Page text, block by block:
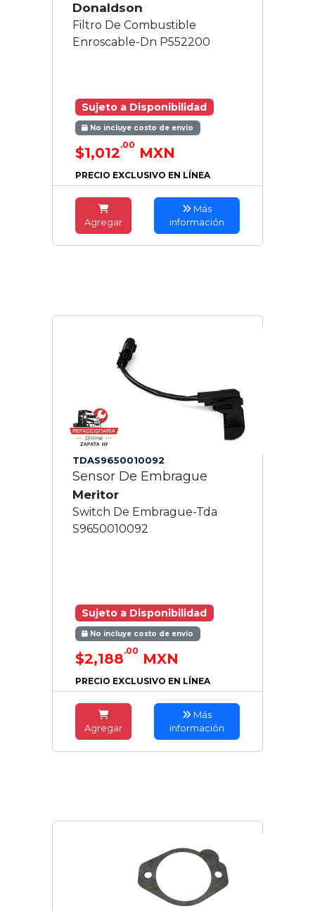
Donaldson
Filtro De Combustible
Enroscable-Dn P552200
Sujeto a Disponibilidad
No incluye costo de envío
$1,012.00 MXN
PRECIO EXCLUSIVO EN LÍNEA
Agregar
Más
información
TDAS9650010092
Sensor De Embrague
Meritor
Switch De Embrague-Tda
S9650010092
Sujeto a Disponibilidad
No incluye costo de envío
$2,188.00 MXN
PRECIO EXCLUSIVO EN LÍNEA
Agregar
Más
información